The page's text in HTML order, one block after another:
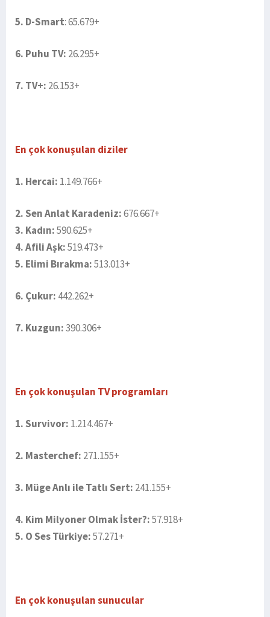
5. D-Smart: 65.679+
6. Puhu TV: 26.295+
7. TV+: 26.153+
En çok konuşulan diziler
1. Hercai: 1.149.766+
2. Sen Anlat Karadeniz:676.667+
3. Kadın:590.625+
4. Afili Aşk:519.473+
5. Elimi Bırakma:513.013+
6. Çukur: 442.262+
7. Kuzgun:390.306+
En çok konuşulan TV programları
1. Survivor: 1.214.467+
2. Masterchef: 271.155+
3. Müge Anlı ile Tatlı Sert: 241.155+
4. Kim Milyoner Olmak İster?:57.918+
5. O Ses Türkiye:57.271+
En çok konuşulan sunucular